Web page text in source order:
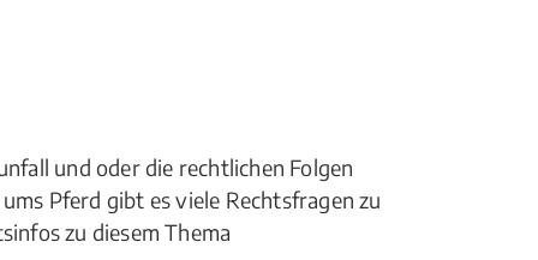
und oder die rechtlichen Folgen
Pferd gibt es viele Rechtsfragen zu
zu diesem Thema